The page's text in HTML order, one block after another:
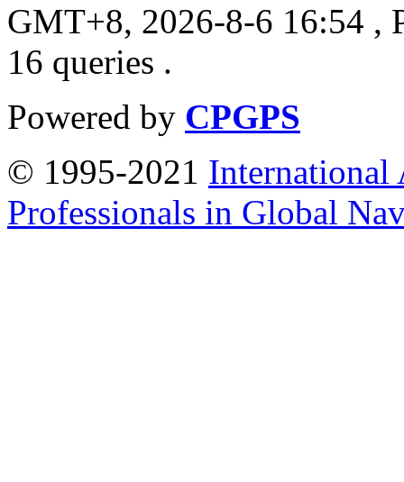
GMT+8, 2026-8-6 16:54 ,
16 queries .
Powered by CPGPS
© 1995-2021 International
Professionals in Global